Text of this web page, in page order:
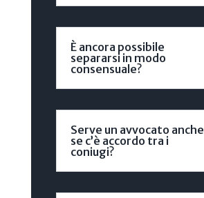
È ancora possibile
separarsi in modo
consensuale?
Serve un avvocato anche
se c’è accordo tra i
coniugi?